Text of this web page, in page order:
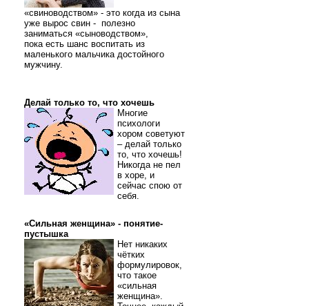
«свиноводством» - это когда из сына
уже вырос свин - полезно
заниматься «сыноводством»,
пока есть шанс воспитать из
маленького мальчика достойного
мужчину.
Делай только то, что хочешь
Многие
психологи
хором советуют
– делай только
то, что хочешь!
Никогда не пел
в хоре, и
сейчас спою от
себя.
«Сильная женщина» - понятие-
пустышка
Нет никаких
чётких
формулировок,
что такое
«сильная
женщина».